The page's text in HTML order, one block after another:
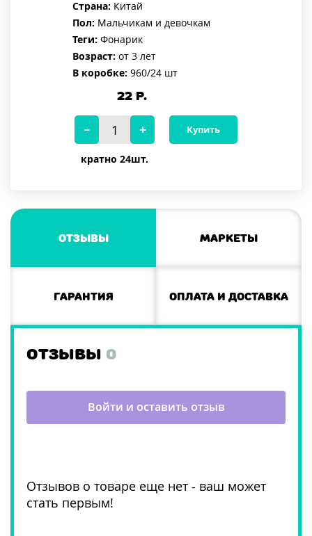
Страна: Китай
Пол: Мальчикам и девочкам
Теги: Фонарик
Возраст: от 3 лет
В коробке: 960/24 шт
22Р.
кратно 24шт.
Купить
Отзывы Маркеты
Гарантия Оплата и доставка
ОТЗЫВЫ 0
Отзывов о товаре еще нет - ваш может
стать первым!
Войти и оставить отзыв